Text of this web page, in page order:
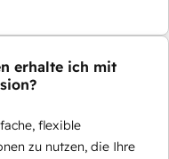
erhalte ich mit
flexible
zu nutzen, die Ihre